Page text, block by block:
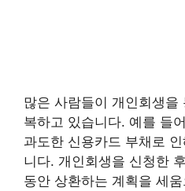
많은 사람들이 개인회생을
복하고 있습니다. 예를 들
과도한 신용카드 부채로
니다. 개인회생을 신청한
동안 상환하는 계획을 세